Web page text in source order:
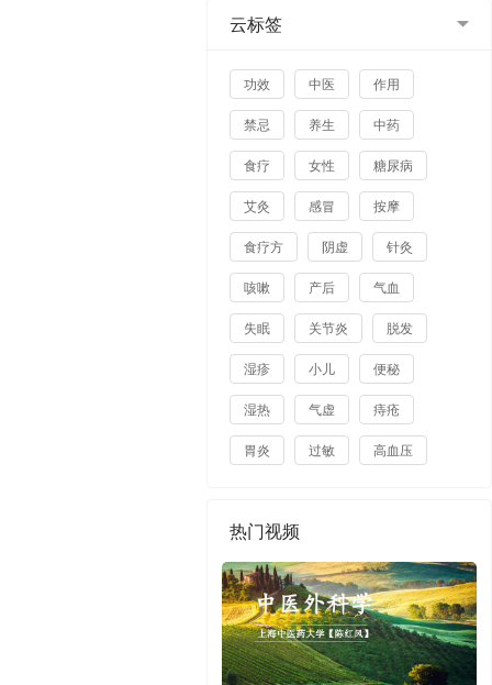
云标签
功效 中医 作用
禁忌 养生 中药
食疗 女性 糖尿病
艾灸 感冒 按摩
食疗方 阴虚 针灸
咳嗽 产后 气血
失眠 关节炎 脱发
湿疹 小儿 便秘
湿热 气虚 痔疮
胃炎 过敏 高血压
热门视频